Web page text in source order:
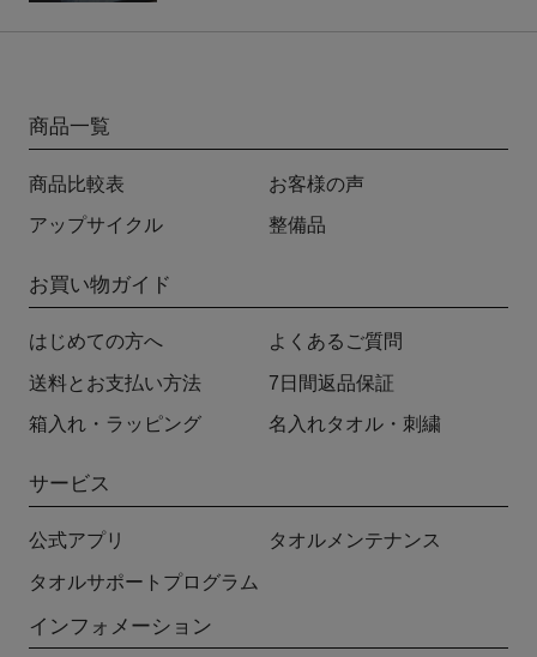
商品一覧
商品比較表 お客様の声
アップサイクル 整備品
お買い物ガイド
はじめての方へ よくあるご質問
送料とお支払い方法 7日間返品保証
箱入れ・ラッピング 名入れタオル・刺繍
サービス
公式アプリ タオルメンテナンス
タオルサポートプログラム
インフォメーション